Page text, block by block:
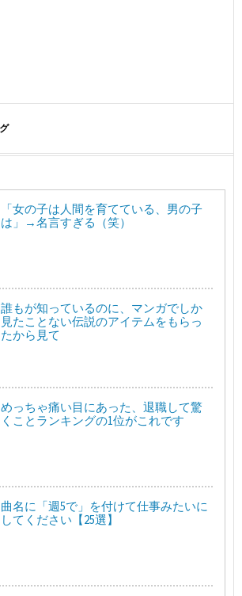
「女の子は人間を育てている、男の子
は」→名言すぎる（笑）
誰もが知っているのに、マンガでしか
見たことない伝説のアイテムをもらっ
たから見て
めっちゃ痛い目にあった、退職して驚
くことランキングの1位がこれです
曲名に「週5で」を付けて仕事みたいに
してください【25選】